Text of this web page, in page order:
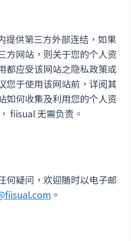
提供第三方外部连结，如果
方网站，则关于您的个人资
都应受该网站之隐私政策或
您于使用该网站前，详阅其
如何收集及利用您的个人资
fiisual 无需负责。
何疑问，欢迎随时以电子邮
。